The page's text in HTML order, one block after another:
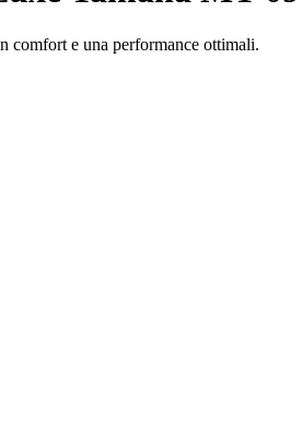
comfort e una performance ottimali.